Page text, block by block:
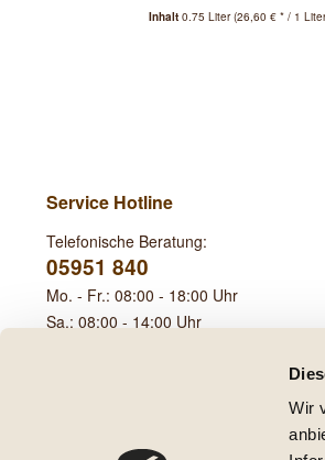
Wir
Inhalt 0.75 Liter(26,60 € * / 1
Service Hotline
Telefonische Beratung:
05951 840
Mo. - Fr.: 08:00 - 18:00 Uhr
Sa.: 08:00 - 14:00 Uhr